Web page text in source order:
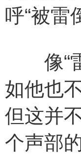
呼“被雷
像“雷
如他也
但这并
个声部